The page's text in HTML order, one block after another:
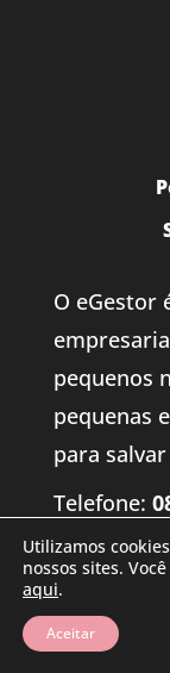
O eGestor
pequenos
pequenas
para
Telefone:
E-mail:
CNPJ:
Rua do
Utilizamos
nossos sites.
aqui.
Aceitar